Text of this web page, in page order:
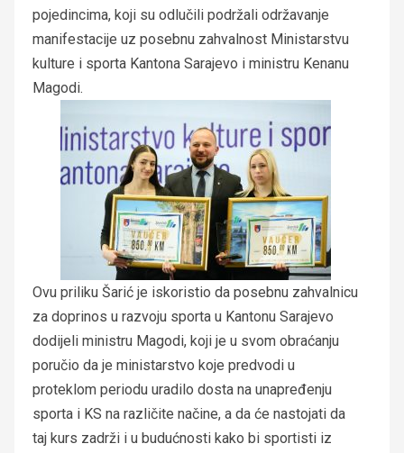
pojedincima, koji su odlučili podržali održavanje
manifestacije uz posebnu zahvalnost Ministarstvu
kulture i sporta Kantona Sarajevo i ministru Kenanu
Magodi.
Ovu priliku Šarić je iskoristio da posebnu zahvalnicu
za doprinos u razvoju sporta u Kantonu Sarajevo
dodijeli ministru Magodi, koji je u svom obraćanju
poručio da je ministarstvo koje predvodi u
proteklom periodu uradilo dosta na unapređenju
sporta i KS na različite načine, a da će nastojati da
taj kurs zadrži i u budućnosti kako bi sportisti iz